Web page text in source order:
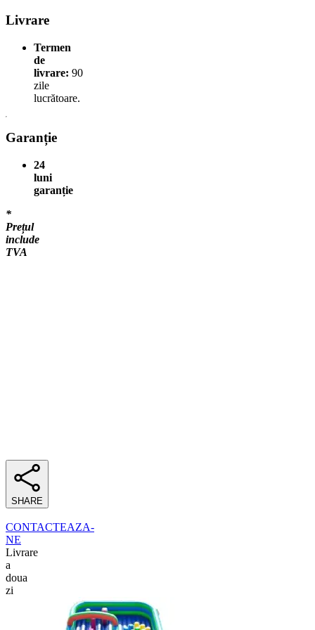
Livrare
Termen
de
livrare: 90
zile
lucrătoare.
Garanție
24
luni
garanție
*
Prețul
include
TVA
SHARE
CONTACTEAZA-
NE
Livrare
a
doua
zi